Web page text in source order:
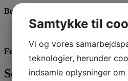
Buffet
Forret
Socialt Samvær
Samtykke til
Vi og vores
teknologier, herunder
indsamle oplysninger